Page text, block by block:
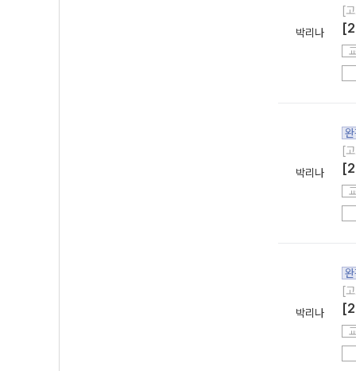
박리나
[
박리나
[
박리나
[